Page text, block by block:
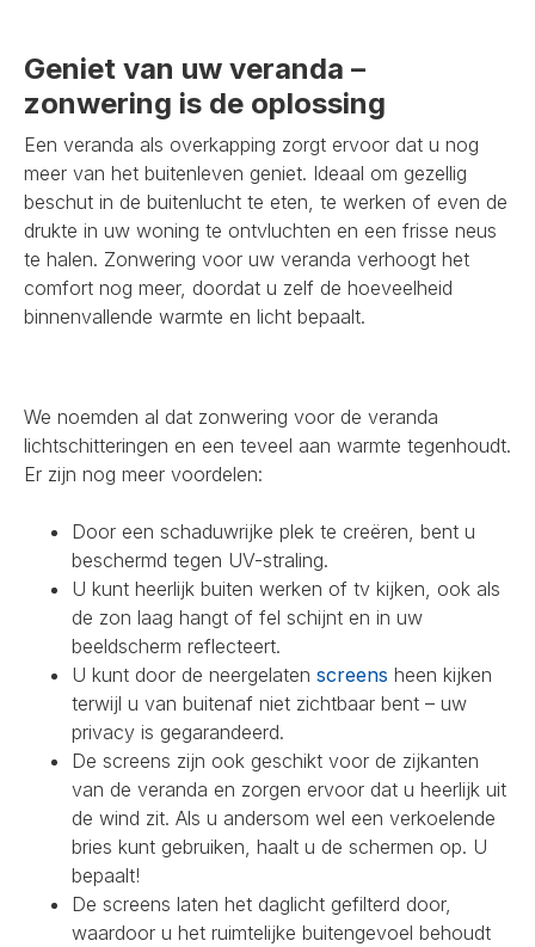
Geniet van uw veranda –
zonwering is de oplossing
Een veranda als overkapping zorgt ervoor dat u nog
meer van het buitenleven geniet. Ideaal om gezellig
beschut in de buitenlucht te eten, te werken of even de
drukte in uw woning te ontvluchten en een frisse neus
te halen. Zonwering voor uw veranda verhoogt het
comfort nog meer, doordat u zelf de hoeveelheid
binnenvallende warmte en licht bepaalt.
We noemden al dat zonwering voor de veranda
lichtschitteringen en een teveel aan warmte tegenhoudt.
Er zijn nog meer voordelen:
Door een schaduwrijke plek te creëren, bent u
beschermd tegen UV-straling.
U kunt heerlijk buiten werken of tv kijken, ook als
de zon laag hangt of fel schijnt en in uw
beeldscherm reflecteert.
U kunt door de neergelaten screens heen kijken
terwijl u van buitenaf niet zichtbaar bent – uw
privacy is gegarandeerd.
De screens zijn ook geschikt voor de zijkanten
van de veranda en zorgen ervoor dat u heerlijk uit
de wind zit. Als u andersom wel een verkoelende
bries kunt gebruiken, haalt u de schermen op. U
bepaalt!
De screens laten het daglicht gefilterd door,
waardoor u het ruimtelijke buitengevoel behoudt